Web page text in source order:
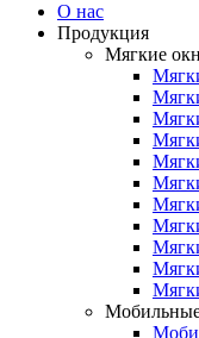
О нас
Продукция
Мягкие